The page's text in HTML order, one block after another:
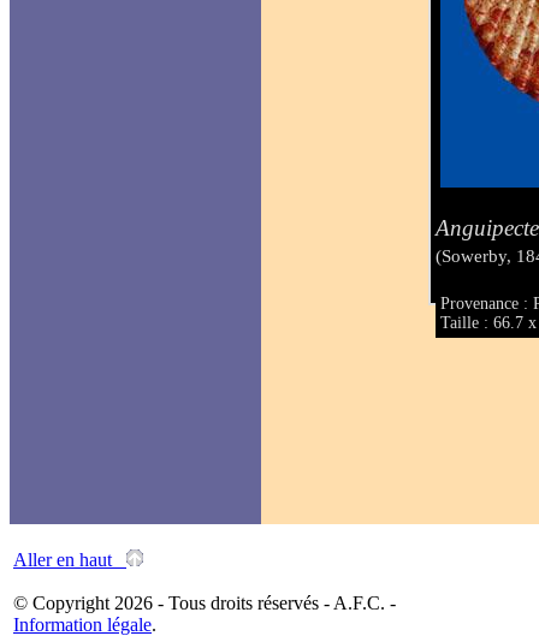
(Sowerby,
Provenance :
Taille : 66.7
Aller en haut
© Copyright 2026 - Tous droits réservés - A.F.C. -
Information légale.